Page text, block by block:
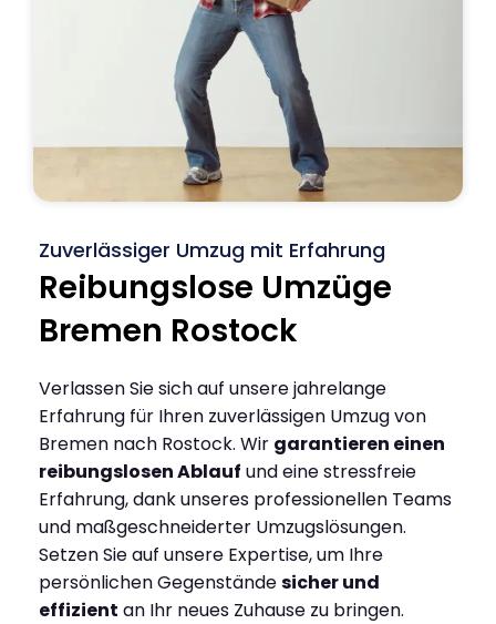
Zuverlässiger Umzug mit Erfahrung
Reibungslose Umzüge
Bremen Rostock
Verlassen Sie sich auf unsere jahrelange
Erfahrung für Ihren zuverlässigen Umzug von
Bremen nach Rostock. Wir garantieren einen
reibungslosen Ablauf und eine stressfreie
Erfahrung, dank unseres professionellen Teams
und maßgeschneiderter Umzugslösungen.
Setzen Sie auf unsere Expertise, um Ihre
persönlichen Gegenständesicher und
effizient an Ihr neues Zuhause zu bringen.